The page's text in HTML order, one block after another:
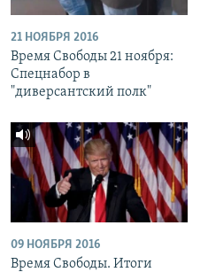
21 НОЯБРЯ 2016
Время Свободы 21 ноября:
Спецнабор в
"диверсантский полк"
09 НОЯБРЯ 2016
Время Свободы. Итоги